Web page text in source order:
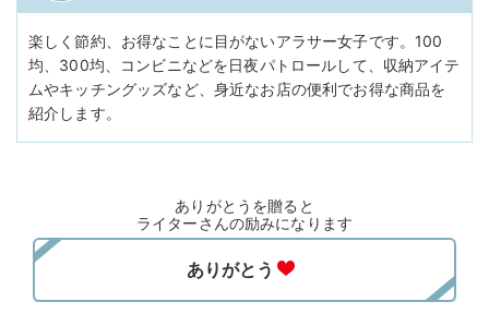
楽しく節約、お得なことに目がないアラサー女子です。100
均、300均、コンビニなどを日夜パトロールして、収納アイテ
ムやキッチングッズなど、身近なお店の便利でお得な商品を
紹介します。
ありがとうを贈ると
ライターさんの励みになります